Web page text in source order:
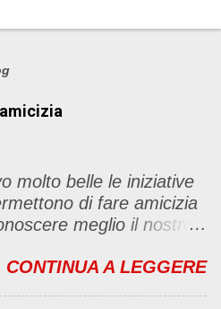
molto belle le iniziative
di fare amicizia
meglio il nostro
dell'amicizia .... Mi
CONTINUA A LEGGERE